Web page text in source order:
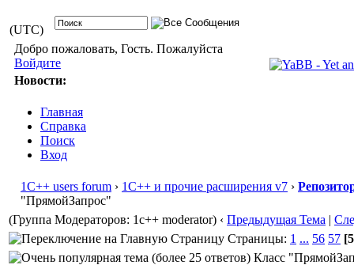
(UTC)
Добро пожаловать, Гость. Пожалуйста
Войдите
Новости:
Главная
Справка
Поиск
Вход
1С++ users forum › 1С++ и прочие расширения v7 ›
"ПрямойЗапрос"
(Группа Модераторов: 1c++ moderator) ‹ Предыдущая Тема |
Страницы: 1 ... 56 57
Класс